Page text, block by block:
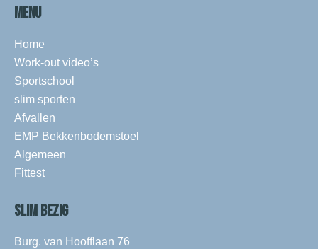
MENU
Home
Work-out video’s
Sportschool
slim sporten
Afvallen
EMP Bekkenbodemstoel
Algemeen
Fittest
SLIM BEZIG
Burg. van Hoofflaan 76